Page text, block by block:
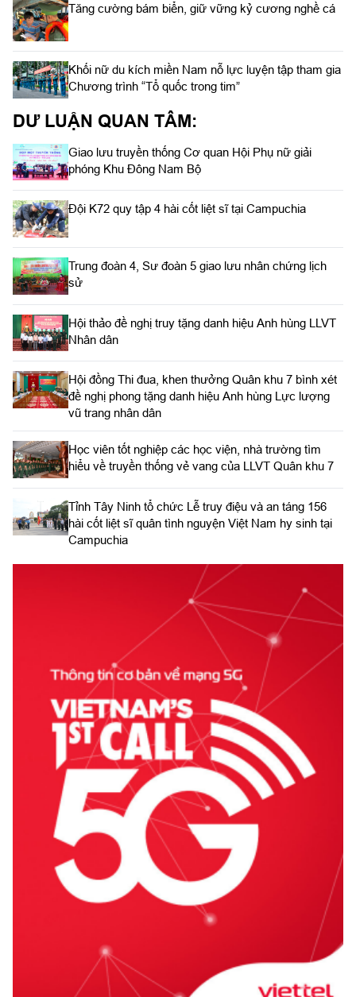
Tăng cường bám biển, giữ vững kỷ cương nghề cá
Khối nữ du kích miền Nam nỗ lực luyện tập tham gia
Chương trình “Tổ quốc trong tim”
DƯ LUẬN QUAN TÂM:
Giao lưu truyền thống Cơ quan Hội Phụ nữ giải
phóng Khu Đông Nam Bộ
Đội K72 quy tập 4 hài cốt liệt sĩ tại Campuchia
Trung đoàn 4, Sư đoàn 5 giao lưu nhân chứng lịch
sử
Hội thảo đề nghị truy tặng danh hiệu Anh hùng LLVT
Nhân dân
Hội đồng Thi đua, khen thưởng Quân khu 7 bình xét
đề nghị phong tặng danh hiệu Anh hùng Lực lượng
vũ trang nhân dân
Học viên tốt nghiệp các học viện, nhà trường tìm
hiểu về truyền thống vẻ vang của LLVT Quân khu 7
​Tỉnh Tây Ninh tổ chức Lễ truy điệu và an táng 156
hài cốt liệt sĩ quân tình nguyện Việt Nam hy sinh tại
Campuchia